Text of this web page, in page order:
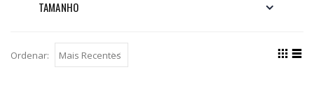
TAMANHO
Ordenar: